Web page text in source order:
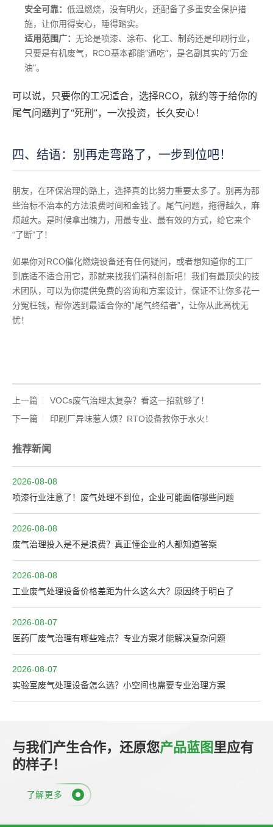
安全可靠： 低温燃烧，没有明火，还配备了多重安全保护措
施，让你用得安心，睡得踏实。
适用范围广： 无论是喷漆、涂布、化工、制药还是印刷行业，
只要是有机废气，RCO基本都能“通吃”，是名副其实的“万金
油”。
可以说，只要你的工况适合，选择RCO，就约等于给你的
尾气问题判了“死刑”，一次投资，长久安心！
四、结语：别再走弯路了，一步到位吧！
朋友，在环保治理的路上，选择真的比努力重要太多了。别再为那
些治标不治本的方法浪费时间和金钱了。尾气问题，拖得越久，麻
烦越大。是时候拿出魄力，用最专业、最有效的方式，给它来个
“了断”了！
如果你对RCO催化燃烧设备还有任何疑问，或者想知道你的工厂
到底适不适合用它，那就来找我们清科创新吧！我们有最顶尖的技
术团队，可以为你提供免费的咨询和方案设计，保证不让你多花一
分冤枉钱，帮你选到最适合你的“尾气终结者”，让你从此高枕无
忧！
上一篇
VOCs废气治理太复杂？看这一招就够了！
下一篇
印刷厂异味惹人烦？RTO设备救你于水火！
推荐新闻
2026-08-08
喷漆行业注意了！废气处理不到位，企业可能面临哪些问题
2026-08-08
废气治理投入是不是浪费？真正懂企业的人都知道答案
2026-08-08
工业废气处理设备价格差距为什么这么大？原因终于明白了
2026-08-07
医药厂废气治理有哪些难点？专业方案才能解决复杂问题
2026-08-07
实验室废气处理设备怎么选？小空间也需要专业治理方案
与我们产生合作，还原您产品蓝图里应有
的样子！
了解更多